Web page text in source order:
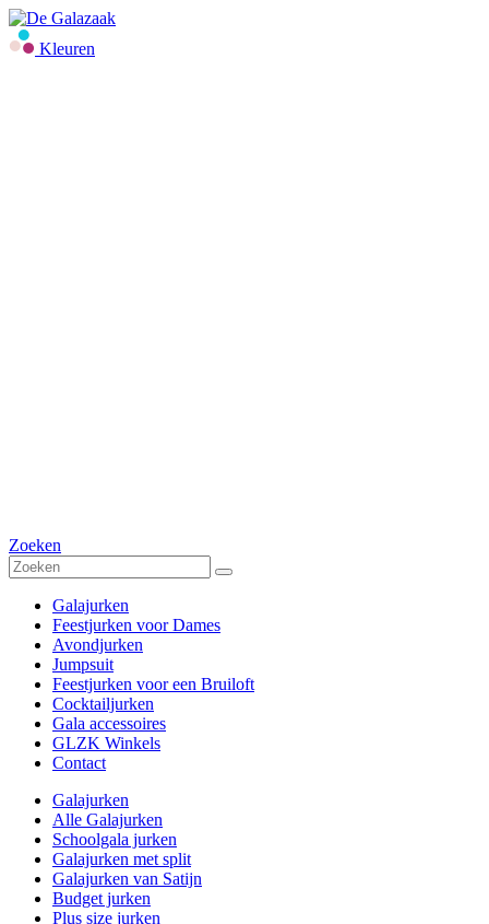
Kleuren
Zoeken
Galajurken
Feestjurken voor Dames
Avondjurken
Jumpsuit
Feestjurken voor een Bruiloft
Cocktailjurken
Gala accessoires
GLZK Winkels
Contact
Galajurken
Alle Galajurken
Schoolgala jurken
Galajurken met split
Galajurken van Satijn
Budget jurken
Plus size jurken